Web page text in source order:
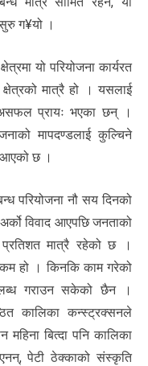
ग¥यो ।
यो परियोजना कार्यरत
क्षेत्रको मात्रै हो । यसलाई
असफल प्रायः भएका छन् ।
मापदण्डलाई कुल्चिने
आएको छ ।
परियोजना नौ सय दिनको
विवाद आएपछि जनताको
प्रतिशत मात्रै रहेको छ ।
हो । किनकि काम गरेको
गराउन सकेको छैन ।
कालिका कन्स्ट्रक्सनले
बित्दा पनि कालिका
पेटी ठेक्काको संस्कृति